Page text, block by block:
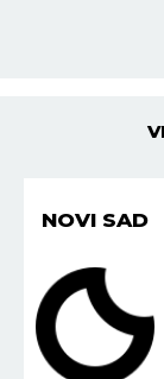
NIŠ